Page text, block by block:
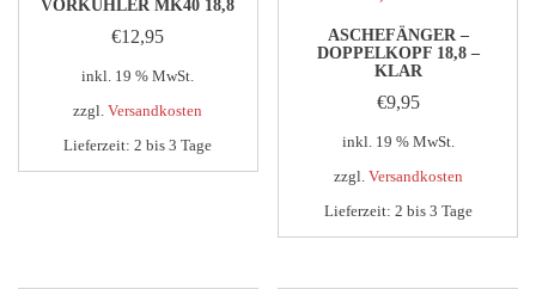
VORKÜHLER MK40 18,8
€12,95
inkl. 19 % MwSt.
zzgl.Versandkosten
Lieferzeit:2 bis 3 Tage
ASCHEFÄNGER –
DOPPELKOPF 18,8 –
KLAR
€9,95
inkl. 19 % MwSt.
zzgl. Versandkosten
Lieferzeit: 2 bis 3 Tage